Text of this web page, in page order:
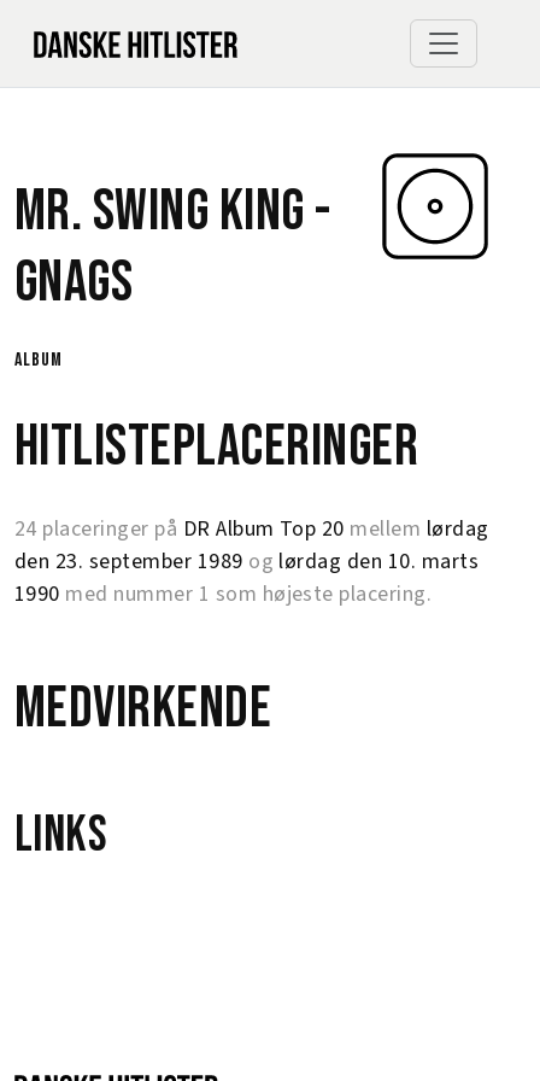
Mr. Swing King -
Gnags
album
Hitlisteplaceringer
24 placeringer på DR Album Top 20 mellem lørdag
den 23. september 1989 og lørdag den 10. marts
1990 med nummer 1 som højeste placering.
Medvirkende
Links